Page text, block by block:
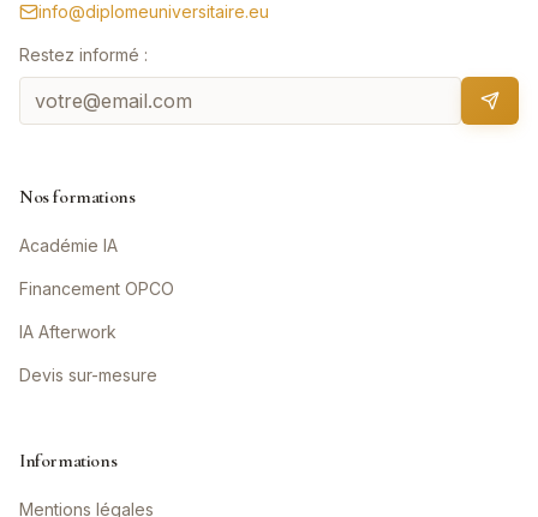
info@diplomeuniversitaire.eu
Restez informé :
Nos formations
Académie IA
Financement OPCO
IA Afterwork
Devis sur-mesure
Informations
Mentions légales